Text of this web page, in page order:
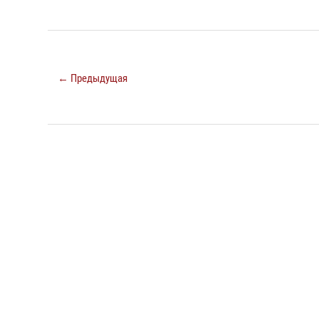
← Предыдущая